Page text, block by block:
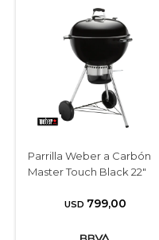
Parrilla Weber a Carbón
Master Touch Black 22″
USD 799,00